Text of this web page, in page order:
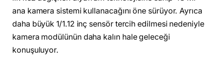
ana kamera sistemi kullanacağını öne sürüyor. Ayrıca
daha büyük 1/1.12 inç sensör tercih edilmesi nedeniyle
kamera modülünün daha kalın hale geleceği
konuşuluyor.